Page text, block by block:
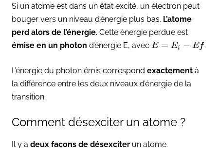
Si un atome est dans un état excité, un électron peut
bouger vers un niveau d’énergie plus bas. L’atome
perd alors de l’énergie. Cette énergie perdue est
émise en un photon d’énergie E, avec E = Ei − Ef.
L’énergie du photon émis correspond exactement à
la différence entre les deux niveaux d’énergie de la
transition.
Comment désexciter un atome ?
Il y a deux façons de désexciter un atome.